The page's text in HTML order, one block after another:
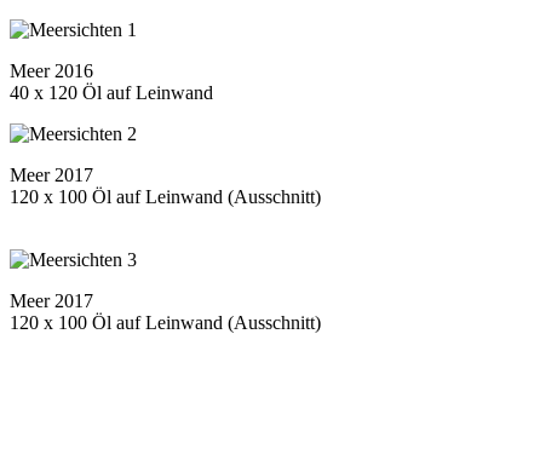
Meer 2016
40 x 120 Öl auf Leinwand
Meer 2017
120 x 100 Öl auf Leinwand (Ausschnitt)
Meer 2017
120 x 100 Öl auf Leinwand (Ausschnitt)